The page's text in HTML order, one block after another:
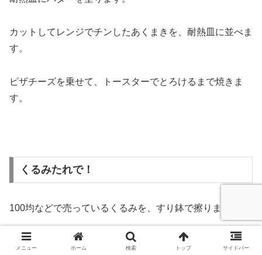
カットしてレンジでチンしたあくまきを、耐熱皿に並べま
す。
ピザチーズを乗せて、トースターでとろけるまで焼きま
す。
くるみたれで！
100均などで売っているくるみを、すり鉢で擦ります。
少々水を入れてお醤油とお砂糖も入れ、よく混ぜます。
メニュー ホーム 検索 トップ サイドバー